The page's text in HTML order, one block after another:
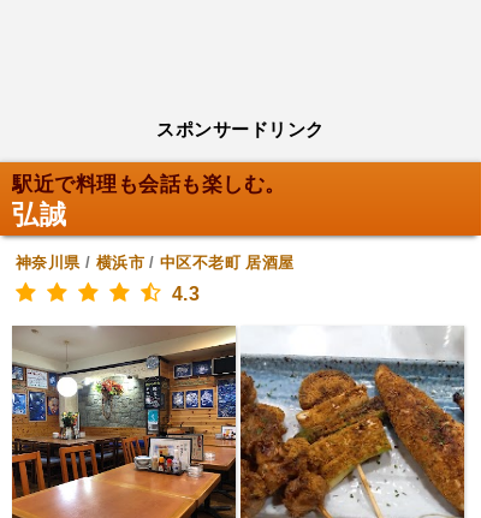
スポンサードリンク
駅近で料理も会話も楽しむ。
弘誠
神奈川県/ 横浜市/中区不老町 居酒屋
4.3